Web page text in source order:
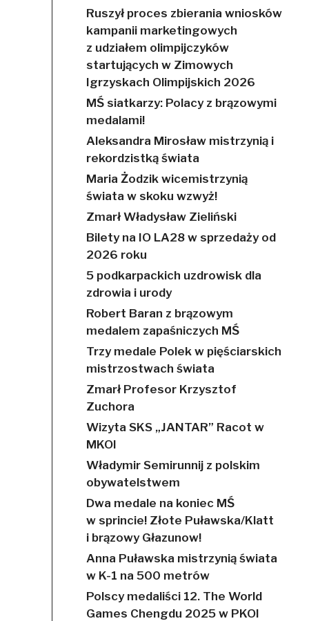
Ruszył proces zbierania wniosków
kampanii marketingowych
z udziałem olimpijczyków
startujących w Zimowych
Igrzyskach Olimpijskich 2026
MŚ siatkarzy: Polacy z brązowymi
medalami!
Aleksandra Mirosław mistrzynią i
rekordzistką świata
Maria Żodzik wicemistrzynią
świata w skoku wzwyż!
Zmarł Władysław Zieliński
Bilety na IO LA28 w sprzedaży od
2026 roku
5 podkarpackich uzdrowisk dla
zdrowia i urody
Robert Baran z brązowym
medalem zapaśniczych MŚ
Trzy medale Polek w pięściarskich
mistrzostwach świata
Zmarł Profesor Krzysztof
Zuchora
Wizyta SKS „JANTAR” Racot w
MKOl
Władymir Semirunnij z polskim
obywatelstwem
Dwa medale na koniec MŚ
w sprincie! Złote Puławska/Klatt
i brązowy Głazunow!
Anna Puławska mistrzynią świata
w K-1 na 500 metrów
Polscy medaliści 12. The World
Games Chengdu 2025 w PKOl